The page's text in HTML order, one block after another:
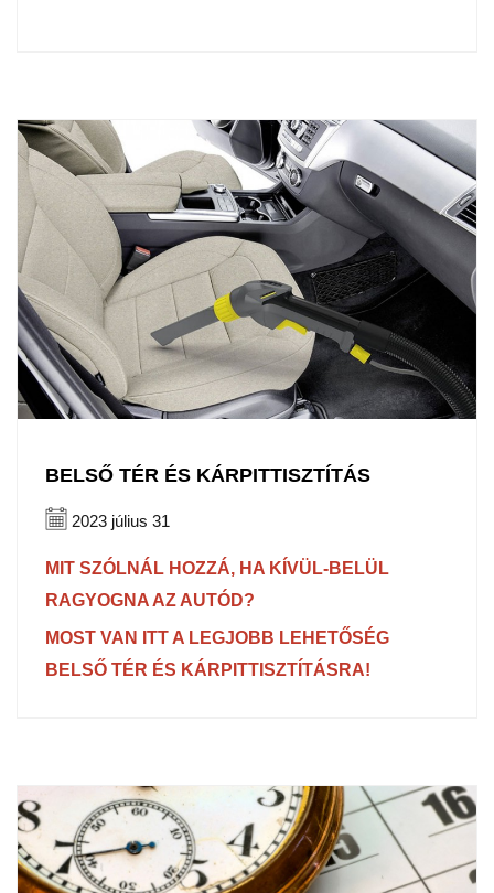
BELSŐ TÉR ÉS KÁRPITTISZTÍTÁS
2023 július 31
MIT SZÓLNÁL HOZZÁ, HA KÍVÜL-BELÜL
RAGYOGNA AZ AUTÓD?
MOST VAN ITT A LEGJOBB LEHETŐSÉG
BELSŐ TÉR ÉS KÁRPITTISZTÍTÁSRA!